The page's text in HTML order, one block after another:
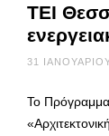
ΤΕΙ
31
Το